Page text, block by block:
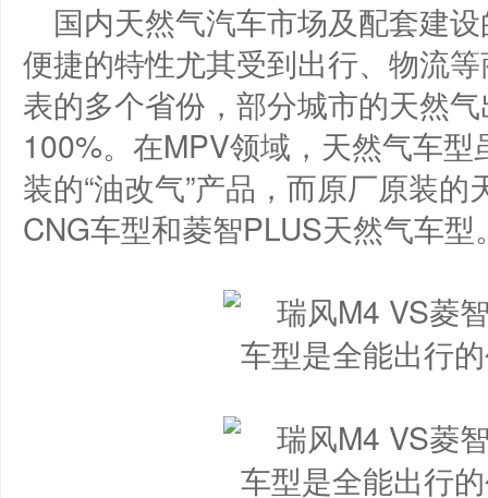
国内天然气汽车市场及配套建
便捷的特性尤其受到出行、物流
表的多个省份，部分城市的天然
100%。在MPV领域，天然气车
装的“油改气”产品，而原厂原装
CNG车型和菱智PLUS天然气车型